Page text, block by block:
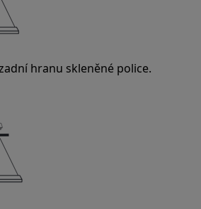
hranu skleněné police.